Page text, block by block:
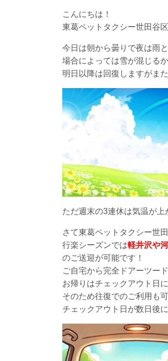
こんにちは！
東葛ペットタクシー世田谷区
今日は朝から曇りで夜は雨
場合によっては雪が混じる
明日以降は回復しますがま
ただ週末の3連休は気温が上
さて東葛ペットタクシー世
行楽シーズンでは軽井沢や
のご送迎が可能です！
ご自宅から完全ドアーツー
お帰りはチェックアウト日
そのため往復でのご利用も可
チェックアウト日が数日後